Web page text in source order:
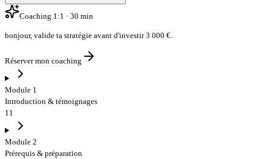
Coaching 1:1 · 30 min
bonjour, valide ta stratégie avant d'investir 3 000 €.
Réserver mon coaching
Module 1
Introduction & témoignages
11
Module 2
Prérequis & préparation